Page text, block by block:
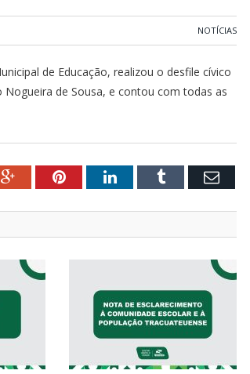
NOTÍCIAS
de Educação, realizou o desfile cívico
de Sousa, e contou com todas as
Google+PinterestLinkedInTumblr Email